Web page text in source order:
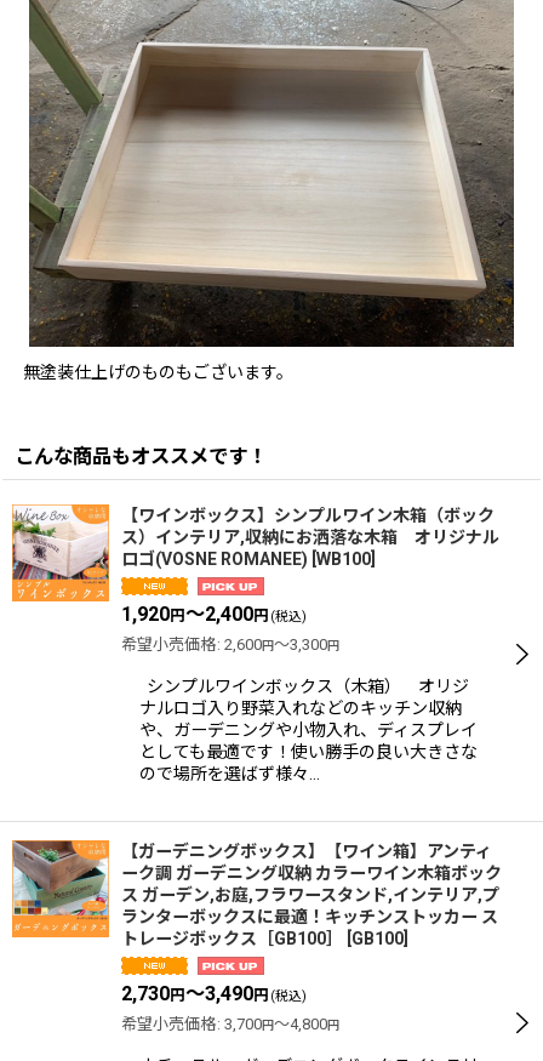
無塗装仕上げのものもございます。
こんな商品もオススメです！
【ワインボックス】シンプルワイン木箱（ボック
ス）インテリア,収納にお洒落な木箱 オリジナル
ロゴ(VOSNE ROMANEE) WB100
1,920円～2,400円 (税込)
希望小売価格: 2,600円～3,300円
シンプルワインボックス（木箱） オリジ
ナルロゴ入り野菜入れなどのキッチン収納
や、ガーデニングや小物入れ、ディスプレイ
としても最適です！使い勝手の良い大きさな
ので場所を選ばず様々…
【ガーデニングボックス】【ワイン箱】アンティ
ーク調 ガーデニング収納 カラーワイン木箱ボック
ス ガーデン,お庭,フラワースタンド,インテリア,プ
ランターボックスに最適！キッチンストッカー ス
トレージボックス［GB100］
GB100
2,730円～3,490円 (税込)
希望小売価格: 3,700円～4,800円